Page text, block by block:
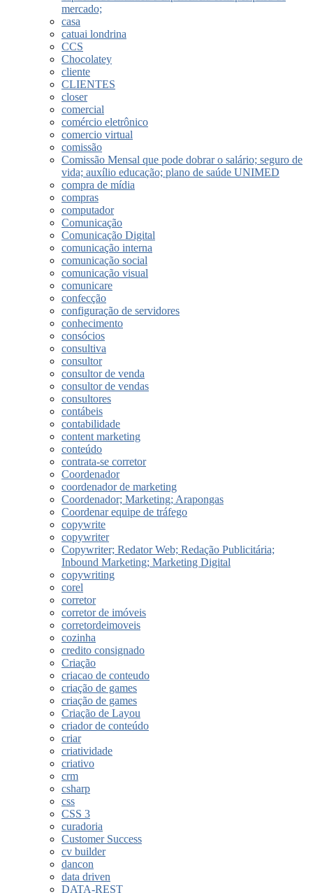
mercado;
casa
catuai londrina
CCS
Chocolatey
cliente
CLIENTES
closer
comercial
comércio eletrônico
comercio virtual
comissão
Comissão Mensal que pode dobrar o salário; seguro de
vida; auxílio educação; plano de saúde UNIMED
compra de mídia
compras
computador
Comunicação
Comunicação Digital
comunicação interna
comunicação social
comunicação visual
comunicare
confecção
configuração de servidores
conhecimento
consócios
consultiva
consultor
consultor de venda
consultor de vendas
consultores
contábeis
contabilidade
content marketing
conteúdo
contrata-se corretor
Coordenador
coordenador de marketing
Coordenador; Marketing; Arapongas
Coordenar equipe de tráfego
copywrite
copywriter
Copywriter; Redator Web; Redação Publicitária;
Inbound Marketing; Marketing Digital
copywriting
corel
corretor
corretor de imóveis
corretordeimoveis
cozinha
credito consignado
Criação
criacao de conteudo
criação de games
criação de games
Criação de Layou
criador de conteúdo
criar
criatividade
criativo
crm
csharp
css
CSS 3
curadoria
Customer Success
cv builder
dancon
data driven
DATA-REST